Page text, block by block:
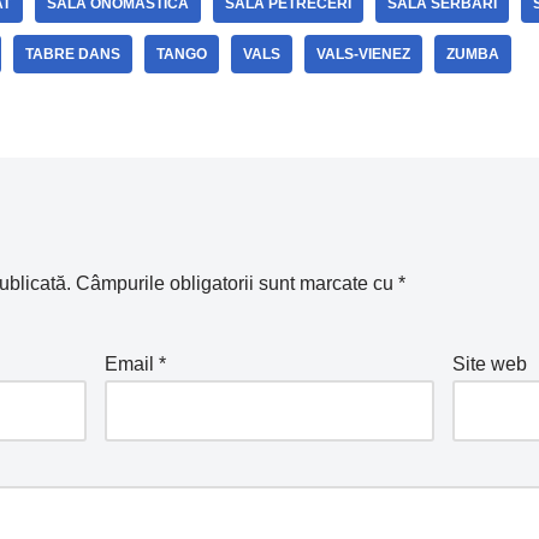
TABRE DANS TANGO VALS VALS-VIENEZ ZUMBA
Câmpurile obligatorii sunt marcate cu*
Email* Site web